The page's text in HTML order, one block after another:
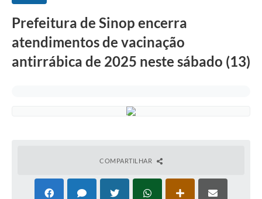
Prefeitura de Sinop encerra
atendimentos de vacinação
antirrábica de 2025 neste sábado (13)
COMPARTILHAR